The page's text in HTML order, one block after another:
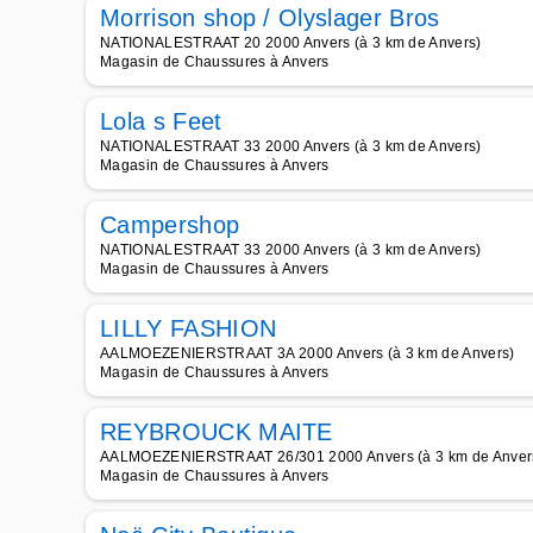
Morrison shop / Olyslager Bros
NATIONALESTRAAT 20 2000 Anvers (à 3 km de Anvers)
Magasin de Chaussures à Anvers
Lola s Feet
NATIONALESTRAAT 33 2000 Anvers (à 3 km de Anvers)
Magasin de Chaussures à Anvers
Campershop
NATIONALESTRAAT 33 2000 Anvers (à 3 km de Anvers)
Magasin de Chaussures à Anvers
LILLY FASHION
AALMOEZENIERSTRAAT 3A 2000 Anvers (à 3 km de Anvers)
Magasin de Chaussures à Anvers
REYBROUCK MAITE
AALMOEZENIERSTRAAT 26/301 2000 Anvers (à 3 km de
Magasin de Chaussures à Anvers